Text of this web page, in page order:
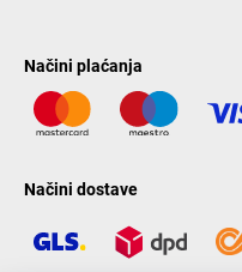
Načini plaćanja
Načini dostave